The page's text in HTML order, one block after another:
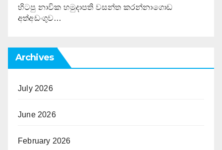
හිටපු නාවික හමුදාපති වසන්ත කරන්නාගොඩ
අත්අඩංගුව…
Archives
July 2026
June 2026
February 2026